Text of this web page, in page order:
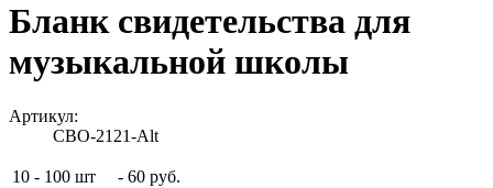
Бланк свидетельства для
музыкальной школы
Артикул:
СВО-2121-Alt
10 - 100 шт - 60 руб.